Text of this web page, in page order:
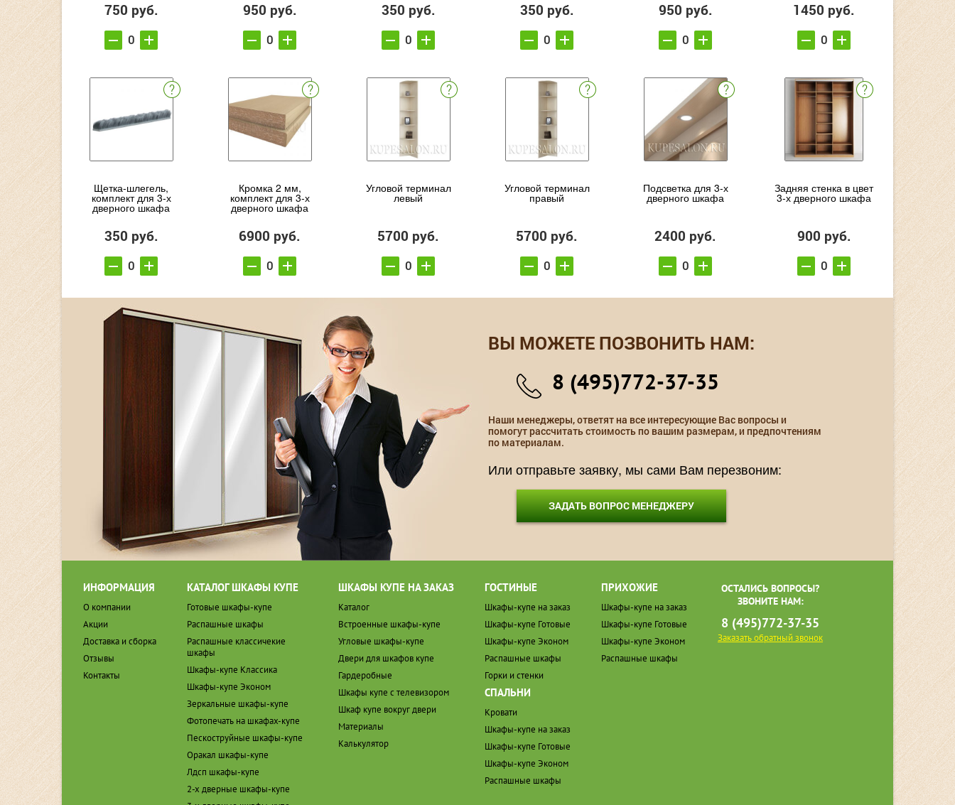
750 руб. 950 руб. 350 руб. 350 руб. 950 руб. 1450 руб.
Щетка-шлегель,
комплект для 3-х
дверного шкафа
350 руб.
Кромка 2 мм,
комплект для 3-х
дверного шкафа
6900 руб.
Угловой терминал
левый
5700 руб.
Угловой терминал
правый
5700 руб.
Подсветка для 3-х
дверного шкафа
2400 руб.
Задняя стенка в цвет
3-х дверного шкафа
900 руб.
ВЫ МОЖЕТЕ ПОЗВОНИТЬ НАМ:
8 (495)772-37-35
Наши менеджеры, ответят на все интересующие Вас вопросы и
помогут рассчитать стоимость по вашим размерам, и предпочтениям
по материалам.
Или отправьте заявку, мы сами Вам перезвоним:
ЗАДАТЬ ВОПРОС МЕНЕДЖЕРУ
ИНФОРМАЦИЯ
О компании
Акции
Доставка и сборка
Отзывы
Контакты
КАТАЛОГ ШКАФЫ КУПЕ
Готовые шкафы-купе
Распашные шкафы
Распашные классичекие
шкафы
Шкафы-купе Классика
Шкафы-купе Эконом
Зеркальные шкафы-купе
Фотопечать на шкафах-купе
Пескоструйные шкафы-купе
Оракал шкафы-купе
Лдсп шкафы-купе
2-х дверные шкафы-купе
ШКАФЫ КУПЕ НА ЗАКАЗ
Каталог
Встроенные шкафы-купе
Угловые шкафы-купе
Двери для шкафов купе
Гардеробные
Шкафы купе с телевизором
Шкаф купе вокруг двери
Материалы
Калькулятор
ГОСТИНЫЕ
Шкафы-купе на заказ
Шкафы-купе Готовые
Шкафы-купе Эконом
Распашные шкафы
Горки и стенки
СПАЛЬНИ
Кровати
Шкафы-купе на заказ
Шкафы-купе Готовые
Шкафы-купе Эконом
Распашные шкафы
ПРИХОЖИЕ
Шкафы-купе на заказ
Шкафы-купе Готовые
Шкафы-купе Эконом
Распашные шкафы
ОСТАЛИСЬ ВОПРОСЫ?
ЗВОНИТЕ НАМ:
8 (495)772-37-35
Заказать обратный звонок